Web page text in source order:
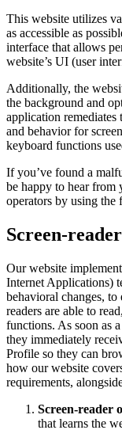
This website utilizes
as accessible as
interface that allows
website’s UI (user
Additionally, the
the background and
application
and behavior for
keyboard functions
If you’ve found a
be happy to hear from
operators by using
Screen-
Our website
Internet Applications)
behavioral changes,
readers are able to
functions. As soon as
they immediately
Profile so they can
how our website
requirements,
Screen-reader
that learns the